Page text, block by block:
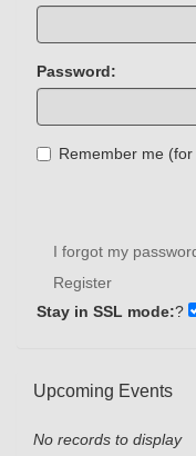
Password:
I forgot my
Register
Stay in SSL mode:?
Upcoming Events
No records to display